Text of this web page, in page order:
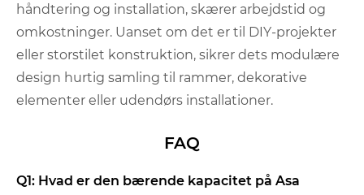
håndtering og installation, skærer arbejdstid og
omkostninger. Uanset om det er til DIY-projekter
eller storstilet konstruktion, sikrer dets modulære
design hurtig samling til rammer, dekorative
elementer eller udendørs installationer.
FAQ
Q1: Hvad er den bærende kapacitet på Asa